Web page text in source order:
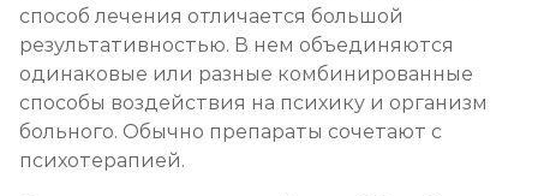
Кодирование препаратом Тетлонг 250
от 3 200 ₽ Записаться
Кодирование Колме
способ лечения отличается большой
результативностью. В нем объединяются
одинаковые или разные комбинированные
способы воздействия на психику и организм
больного. Обычно препараты сочетают с
психотерапией.